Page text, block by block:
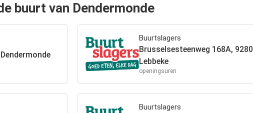
buurt van Dendermonde
Buurtslagers
Brusselsesteenweg 168A, 9280
Lebbeke
openingsuren
Buurtslagers